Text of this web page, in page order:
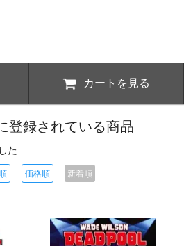
カートを見る
登録されている商品
た
価格順 新着順